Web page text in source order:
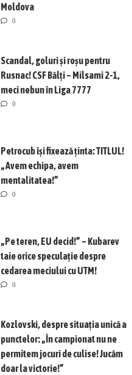
Moldova
0
Scandal, goluri și roșu pentru
Rusnac! CSF Bălți – Milsami 2-1,
meci nebun în Liga 7777
0
Petrocub își fixează ținta: TITLUL!
„Avem echipa, avem
mentalitatea!”
0
„Pe teren, EU decid!” – Kubarev
taie orice speculație despre
cedarea meciului cu UTM!
0
Kozlovski, despre situația unică a
punctelor: „În campionat nu ne
permitem jocuri de culise! Jucăm
doar la victorie!”